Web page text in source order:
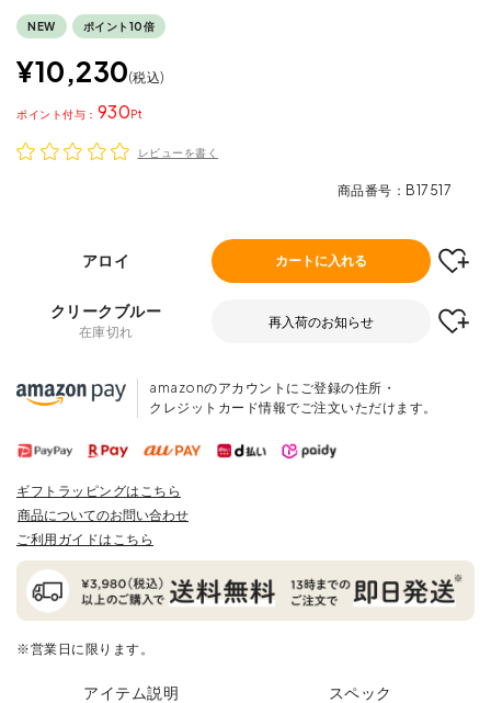
NEW ポイント10倍
¥10,230 税込
930
ポイント
レビューを書く
商品番号 B17517
アロイ カートに入れる
クリークブルー
在庫切れ
再入荷のお知らせ
amazonのアカウントにご登録の住所・
クレジットカード情報でご注文いただけます。
ギフトラッピングはこちら
商品についてのお問い合わせ
ご利用ガイドはこちら
※営業日に限ります。
アイテム説明 スペック